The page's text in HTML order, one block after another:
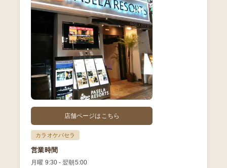
店舗ページはこちら
カラオケパセラ
営業時間
月曜 9:30 - 翌朝5:00